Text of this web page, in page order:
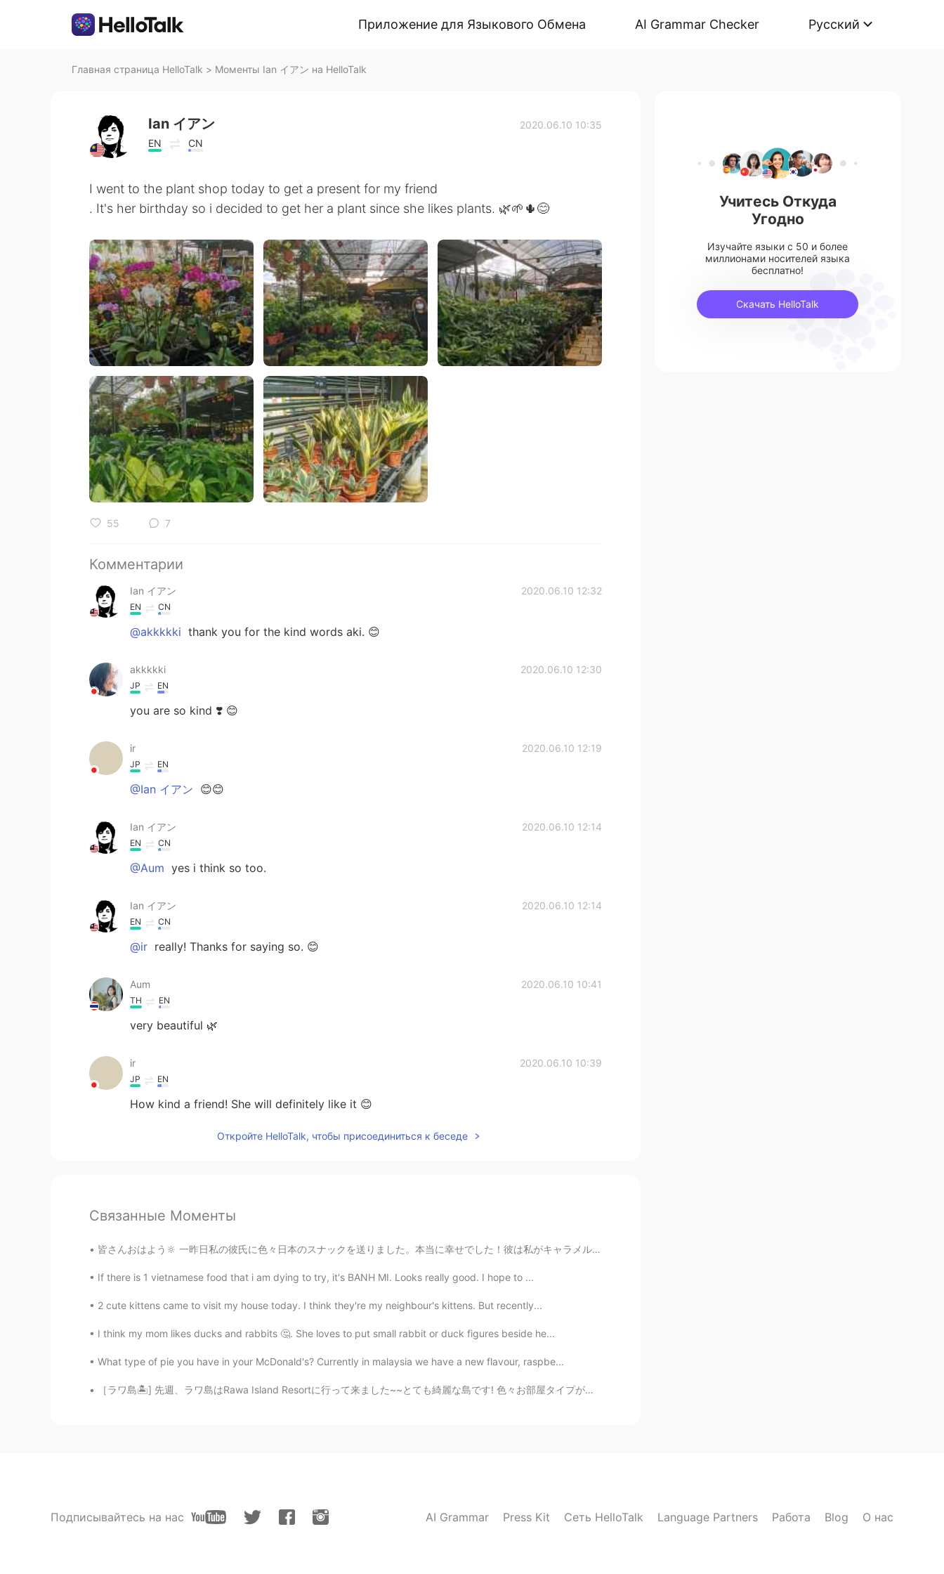
Приложение для Языкового Обмена AI Grammar Checker Русский
Главная страница HelloTalk > Моменты Ian イアン на HelloTalk
Ian イアン
EN CN
2020.06.10 10:35
I went to the plant shop today to get a present for my friend
. It's her birthday so i decided to get her a plant since she likes plants. 🌿🌱🌵😊
55 7
Комментарии
Ian イアン 2020.06.10 12:32
EN CN
@akkkkki thank you for the kind words aki. 😊
akkkkki 2020.06.10 12:30
JP EN
you are so kind ❣️ 😊
ir 2020.06.10 12:19
JP EN
@Ian イアン 😊😊
Ian イアン 2020.06.10 12:14
EN CN
@Aum yes i think so too.
Ian イアン 2020.06.10 12:14
EN CN
@ir really! Thanks for saying so. 😊
Aum 2020.06.10 10:41
TH EN
very beautiful 🌿
ir 2020.06.10 10:39
JP EN
How kind a friend! She will definitely like it 😊
Откройте HelloTalk, чтобы присоединиться к беседе
Связанные Моменты
皆さんおはよう🔆 一昨日私の彼氏に色々日本のスナックを送りました。本当に幸せでした！彼は私がキャラメルを一番好きも知ってたと、キャラメルを最も買いました！4パックです！😍 でも、家の中で暇な...
If there is 1 vietnamese food that i am dying to try, it's BANH MI. Looks really good. I hope to ...
2 cute kittens came to visit my house today. I think they're my neighbour's kittens. But recently...
I think my mom likes ducks and rabbits 🤔. She loves to put small rabbit or duck figures beside he...
What type of pie you have in your McDonald's? Currently in malaysia we have a new flavour, raspbe...
［ラワ島🏝️] 先週、ラワ島はRawa Island Resortに行って来ました~~とても綺麗な島です! 色々お部屋タイプがあります。私の部屋はビーチの前タイプです。素敵なぁ~~🏖️ ...
Учитесь Откуда
Угодно
Изучайте языки с 50 и более
миллионами носителей языка
бесплатно!
Скачать HelloTalk
Подписывайтесь на нас AI Grammar Press Kit Сеть HelloTalk Language Partners Работа Blog О нас